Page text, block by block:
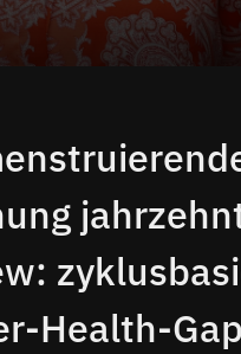
Health-Gap